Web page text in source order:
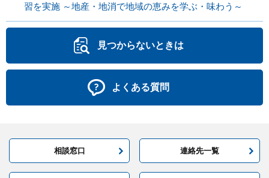
習を実施 ～地産・地消で地域の恵みを学ぶ・味わう～
見つからないときは
よくある質問
相談窓口 連絡先一覧